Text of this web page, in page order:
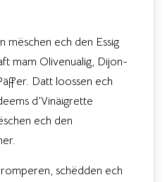
mëschen ech den Essig
mam Olivenualig, Dijon-
Datt loossen ech
d’Vinäigrette
ech den
schëdden ech